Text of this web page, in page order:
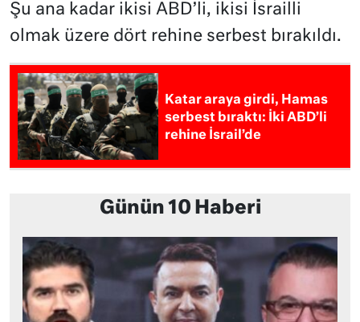
Şu ana kadar ikisi ABD’li, ikisi İsrailli
olmak üzere dört rehine serbest bırakıldı.
Katar araya girdi, Hamas
serbest bıraktı: İki ABD’li
rehine İsrail’de
Günün 10 Haberi